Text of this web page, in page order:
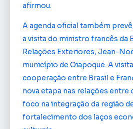
afirmou.
A agenda oficial também
a visita do ministro francês da
Relações Exteriores, Jean-
município de Oiapoque. A
cooperação entre Brasil e
nova etapa nas relações entre
foco na integração da região
fortalecimento dos laços